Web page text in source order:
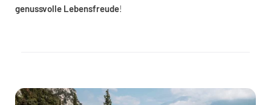
genussvolle Lebensfreude!